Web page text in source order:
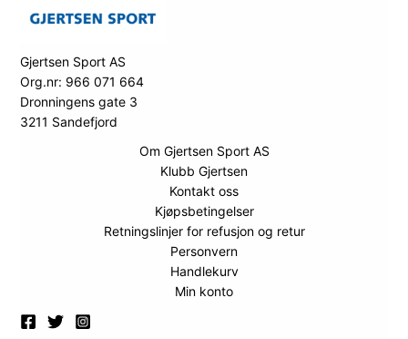
Gjertsen Sport AS
Org.nr: 966 071 664
Dronningens gate 3
3211 Sandefjord
Om Gjertsen Sport AS
Klubb Gjertsen
Kontakt oss
Kjøpsbetingelser
Retningslinjer for refusjon og retur
Personvern
Handlekurv
Min konto